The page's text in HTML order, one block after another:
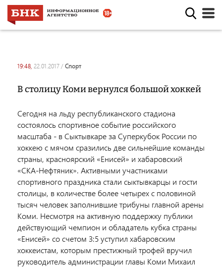
19:48, 22.01.2017 / спорт
В столицу Коми вернулся большой хоккей
Сегодня на льду республиканского стадиона
состоялось спортивное событие российского
масштаба - в Сыктывкаре за Суперкубок России по
хоккею с мячом сразились две сильнейшие команды
страны, красноярский «Енисей» и хабаровский
«СКА-Нефтяник». Активными участниками
спортивного праздника стали сыктывкарцы и гости
столицы, в количестве более четырех с половиной
тысяч человек заполнившие трибуны главной арены
Коми. Несмотря на активную поддержку публики
действующий чемпион и обладатель кубка страны
«Енисей» со счетом 3:5 уступил хабаровским
хоккеистам, которым престижный трофей вручил
руководитель администрации главы Коми Михаил